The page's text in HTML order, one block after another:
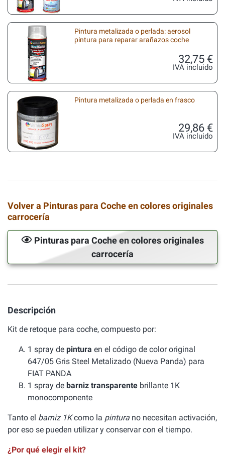
Pintura metalizada o perlada: aerosol
pintura para reparar arañazos coche
32,75 €
IVA incluido
Pintura metalizada o perlada en frasco
29,86 €
IVA incluido
Volver a Pinturas para Coche en colores originales
carrocería
Pinturas para Coche en colores originales
carrocería
Descripción
Kit de retoque para coche, compuesto por:
1 spray de pintura en el código de color original
647/05 Gris Steel Metalizado (Nueva Panda) para
FIAT PANDA
1 spray de barniz transparente brillante 1K
monocomponente
Tanto el barniz 1Kcomo la pintura no necesitan activación,
por eso se pueden utilizar y conservar con el tiempo.
¿Por qué elegir el kit?